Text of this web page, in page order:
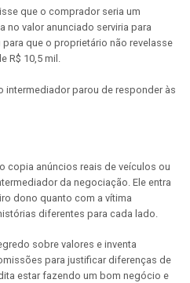
que o comprador seria um
no valor anunciado serviria para
que o proprietário não revelasse
R$ 10,5 mil.
parou de responder às
copia anúncios reais de veículos ou
da negociação. Ele entra
dono quanto com a vítima
diferentes para cada lado.
sobre valores e inventa
para justificar diferenças de
estar fazendo um bom negócio e